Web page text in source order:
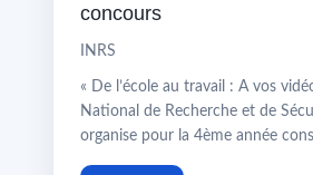
concours
INRS
« De l’école au travail : A vos
National de Recherche et de
organise pour la 4ème année